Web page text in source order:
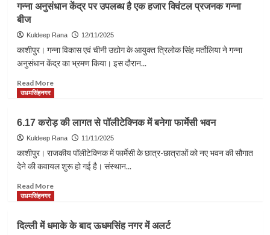
महिला
के
सम्मेलन
आत्मनिर्भरता
जोर
गन्ना अनुसंधान केंद्र पर उपलब्ध है एक हजार क्विंटल प्रजनक गन्ना
बीज
Kuldeep Rana 12/11/2025
काशीपुर। गन्ना विकास एवं चीनी उद्योग के आयुक्त त्रिलोक सिंह मर्तोलिया ने गन्ना
अनुसंधान केंद्र का भ्रमण किया। इस दौरान...
Read MoreRead
अनुसंधान
केंद्र
पर
है
एक
प्रजनक
गन्ना
उधमसिंहनगर
6.17 करोड़ की लागत से पॉलीटेक्निक में बनेगा फार्मेसी भवन
Kuldeep Rana 11/11/2025
काशीपुर। राजकीय पॉलीटेक्निक में फार्मेसी के छात्र-छात्राओं को नए भवन की सौगात
देने की कवायल शुरू हो गई है। संस्थान...
Read MoreRead
6.17
करोड़
उधमसिंहनगर
दिल्ली में धमाके के बाद ऊधमसिंह नगर में अलर्ट